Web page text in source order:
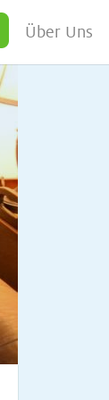
Über Uns